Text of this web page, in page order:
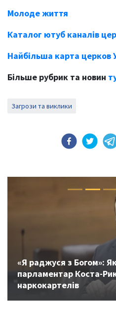
Молоде життя
Каталог ютуб каналів
Найбільша карта церков
Більше рубрик та новин
Загрози та виклики
«Я раджуся з Богом»:
парламентар Коста-
наркокартелів